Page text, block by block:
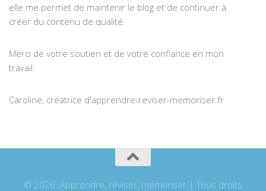
elle me permet de maintenir le blog et de continuer à
créer du contenu de qualité.
Merci de votre soutien et de votre confiance en mon
travail.
Caroline, créatrice d'apprendre-reviser-memoriser.fr
© 2026. Apprendre, réviser, mémoriser | Tous droits